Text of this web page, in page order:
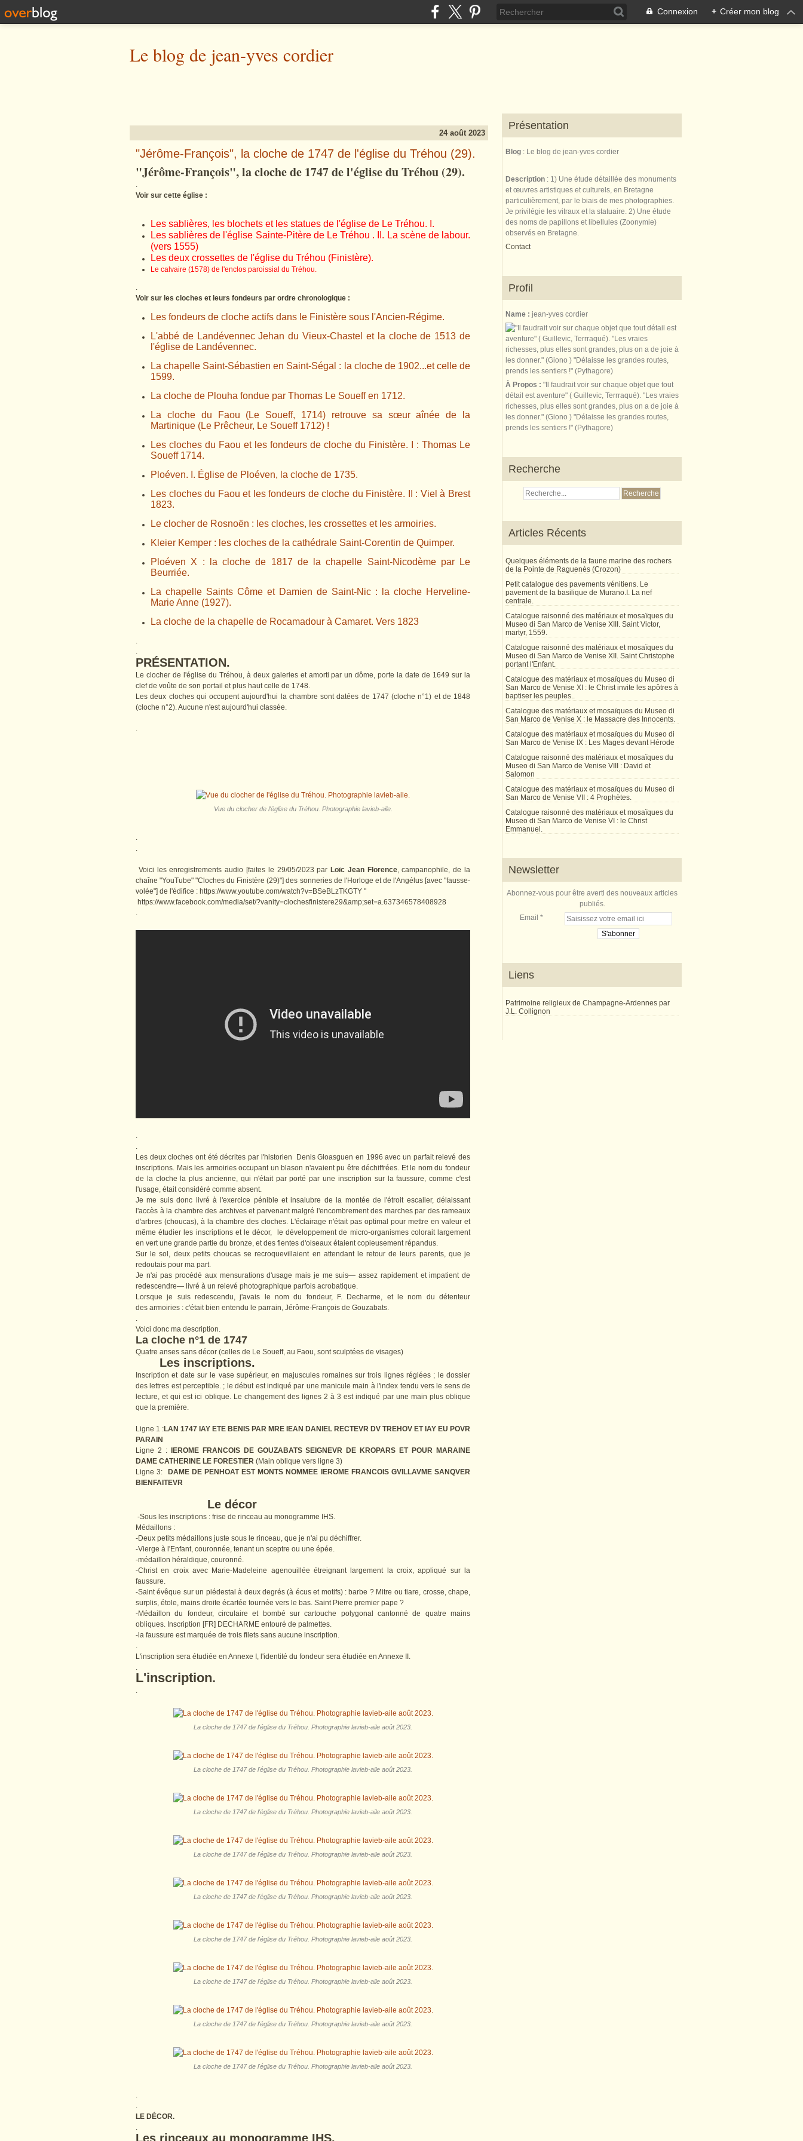
Connexion + Créer mon blog
Le blog de jean-yves cordier
24 août 2023
"Jérôme-François", la cloche de 1747 de l'église du Tréhou (29).
"Jérôme-François", la cloche de 1747 de l'église du Tréhou (29).
.
Voir sur cette église :
Les sablières, les blochets et les statues de l'église de Le Tréhou. I.
Les sablières de l'église Sainte-Pitère de Le Tréhou . II. La scène de labour.
(vers 1555)
Les deux crossettes de l'église du Tréhou (Finistère).
Le calvaire (1578) de l'enclos paroissial du Tréhou.
.
Voir sur les cloches et leurs fondeurs par ordre chronologique :
Les fondeurs de cloche actifs dans le Finistère sous l'Ancien-Régime.
L'abbé de Landévennec Jehan du Vieux-Chastel et la cloche de 1513 de
l'église de Landévennec.
La chapelle Saint-Sébastien en Saint-Ségal : la cloche de 1902...et celle de
1599.
La cloche de Plouha fondue par Thomas Le Soueff en 1712.
La cloche du Faou (Le Soueff, 1714) retrouve sa sœur aînée de la
Martinique (Le Prêcheur, Le Soueff 1712) !
Les cloches du Faou et les fondeurs de cloche du Finistère. I : Thomas Le
Soueff 1714.
Ploéven. I. Église de Ploéven, la cloche de 1735.
Les cloches du Faou et les fondeurs de cloche du Finistère. II : Viel à Brest
1823.
Le clocher de Rosnoën : les cloches, les crossettes et les armoiries.
Kleier Kemper : les cloches de la cathédrale Saint-Corentin de Quimper.
Ploéven X : la cloche de 1817 de la chapelle Saint-Nicodème par Le
Beurriée.
La chapelle Saints Côme et Damien de Saint-Nic : la cloche Herveline-
Marie Anne (1927).
La cloche de la chapelle de Rocamadour à Camaret. Vers 1823
.
.
PRÉSENTATION.
Le clocher de l'église du Tréhou, à deux galeries et amorti par un dôme, porte la date de 1649 sur la
clef de voûte de son portail et plus haut celle de 1748.
Les deux cloches qui occupent aujourd'hui la chambre sont datées de 1747 (cloche n°1) et de 1848
(cloche n°2). Aucune n'est aujourd'hui classée.
.
Vue du clocher de l'église du Tréhou. Photographie lavieb-aile.
.
.
Voici les enregistrements audio [faites le 29/05/2023 par Loïc Jean Florence, campanophile, de la
chaîne "YouTube" "Cloches du Finistère (29)"] des sonneries de l'Horloge et de l'Angélus [avec "fausse-
volée"] de l'édifice : https://www.youtube.com/watch?v=BSeBLzTKGTY "
https://www.facebook.com/media/set/?vanity=clochesfinistere29&amp;set=a.637346578408928
.
.
.
Les deux cloches ont été décrites par l'historien Denis Gloasguen en 1996 avec un parfait relevé des
inscriptions. Mais les armoiries occupant un blason n'avaient pu être déchiffrées. Et le nom du fondeur
de la cloche la plus ancienne, qui n'était par porté par une inscription sur la faussure, comme c'est
l'usage, était considéré comme absent.
Je me suis donc livré à l'exercice pénible et insalubre de la montée de l'étroit escalier, délaissant
l'accès à la chambre des archives et parvenant malgré l'encombrement des marches par des rameaux
d'arbres (choucas), à la chambre des cloches. L'éclairage n'était pas optimal pour mettre en valeur et
même étudier les inscriptions et le décor, le développement de micro-organismes colorait largement
en vert une grande partie du bronze, et des fientes d'oiseaux étaient copieusement répandus.
Sur le sol, deux petits choucas se recroquevillaient en attendant le retour de leurs parents, que je
redoutais pour ma part.
Je n'ai pas procédé aux mensurations d'usage mais je me suis— assez rapidement et impatient de
redescendre— livré à un relevé photographique parfois acrobatique.
Lorsque je suis redescendu, j'avais le nom du fondeur, F. Decharme, et le nom du détenteur
des armoiries : c'était bien entendu le parrain, Jérôme-François de Gouzabats.
.
Voici donc ma description.
La cloche n°1 de 1747
Quatre anses sans décor (celles de Le Soueff, au Faou, sont sculptées de visages)
Les inscriptions.
Inscription et date sur le vase supérieur, en majuscules romaines sur trois lignes réglées ; le dossier
des lettres est perceptible. ; le début est indiqué par une manicule main à l'index tendu vers le sens de
lecture, et qui est ici oblique. Le changement des lignes 2 à 3 est indiqué par une main plus oblique
que la première.
Ligne 1 :LAN 1747 IAY ETE BENIS PAR MRE IEAN DANIEL RECTEVR DV TREHOV ET IAY EU POVR
PARAIN
Ligne 2 :
IEROME FRANCOIS DE GOUZABATS SEIGNEVR DE KROPARS ET POUR MARAINE
DAME CATHERINE LE FORESTIER (Main oblique vers ligne 3)
Ligne 3:
DAME DE PENHOAT EST MONTS NOMMEE IEROME FRANCOIS GVILLAVME SANQVER
BIENFAITEVR
Le décor
-Sous les inscriptions : frise de rinceau au monogramme IHS.
Médaillons :
-Deux petits médaillons juste sous le rinceau, que je n'ai pu déchiffrer.
-Vierge à l'Enfant, couronnée, tenant un sceptre ou une épée.
-médaillon héraldique, couronné.
-Christ en croix avec Marie-Madeleine agenouillée étreignant largement la croix, appliqué sur la
faussure.
-Saint évêque sur un piédestal à deux degrés (à écus et motifs) : barbe ? Mitre ou tiare, crosse, chape,
surplis, étole, mains droite écartée tournée vers le bas. Saint Pierre premier pape ?
-Médaillon du fondeur, circulaire et bombé sur cartouche polygonal cantonné de quatre mains
obliques. Inscription [FR] DECHARME entouré de palmettes.
-la faussure est marquée de trois filets sans aucune inscription.
.
L'inscription sera étudiée en Annexe I, l'identité du fondeur sera étudiée en Annexe II.
.
L'inscription.
.
La cloche de 1747 de l'église du Tréhou. Photographie lavieb-aile août 2023.
La cloche de 1747 de l'église du Tréhou. Photographie lavieb-aile août 2023.
La cloche de 1747 de l'église du Tréhou. Photographie lavieb-aile août 2023.
La cloche de 1747 de l'église du Tréhou. Photographie lavieb-aile août 2023.
La cloche de 1747 de l'église du Tréhou. Photographie lavieb-aile août 2023.
La cloche de 1747 de l'église du Tréhou. Photographie lavieb-aile août 2023.
La cloche de 1747 de l'église du Tréhou. Photographie lavieb-aile août 2023.
La cloche de 1747 de l'église du Tréhou. Photographie lavieb-aile août 2023.
La cloche de 1747 de l'église du Tréhou. Photographie lavieb-aile août 2023.
.
.
LE DÉCOR.
.
Les rinceaux au monogramme IHS.
Présentation
Blog : Le blog de jean-yves cordier
Description : 1) Une étude détaillée des monuments
et œuvres artistiques et culturels, en Bretagne
particulièrement, par le biais de mes photographies.
Je privilégie les vitraux et la statuaire. 2) Une étude
des noms de papillons et libellules (Zoonymie)
observés en Bretagne.
Contact
Profil
Name : jean-yves cordier
À Propos : "Il faudrait voir sur chaque objet que tout
détail est aventure" ( Guillevic, Terrraqué). "Les vraies
richesses, plus elles sont grandes, plus on a de joie à
les donner." (Giono ) "Délaisse les grandes routes,
prends les sentiers !" (Pythagore)
Recherche
Articles Récents
Quelques éléments de la faune marine des rochers
de la Pointe de Raguenès (Crozon)
Petit catalogue des pavements vénitiens. Le
pavement de la basilique de Murano.I. La nef
centrale.
Catalogue raisonné des matériaux et mosaïques du
Museo di San Marco de Venise XIII. Saint Victor,
martyr, 1559.
Catalogue raisonné des matériaux et mosaïques du
Museo di San Marco de Venise XII. Saint Christophe
portant l'Enfant.
Catalogue des matériaux et mosaïques du Museo di
San Marco de Venise XI : le Christ invite les apôtres à
baptiser les peuples..
Catalogue des matériaux et mosaïques du Museo di
San Marco de Venise X : le Massacre des Innocents.
Catalogue des matériaux et mosaïques du Museo di
San Marco de Venise IX : Les Mages devant Hérode
Catalogue raisonné des matériaux et mosaïques du
Museo di San Marco de Venise VIII : David et
Salomon
Catalogue des matériaux et mosaïques du Museo di
San Marco de Venise VII : 4 Prophètes.
Catalogue raisonné des matériaux et mosaïques du
Museo di San Marco de Venise VI : le Christ
Emmanuel.
Newsletter
Abonnez-vous pour être averti des nouveaux articles
publiés.
Email
Liens
Patrimoine religieux de Champagne-Ardennes par
J.L. Collignon